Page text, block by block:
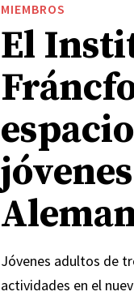
MIEMBROS
El
Jóvenes adultos de
actividades en el